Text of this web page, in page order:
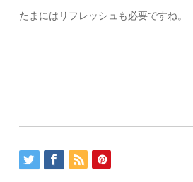
たまにはリフレッシュも必要ですね。